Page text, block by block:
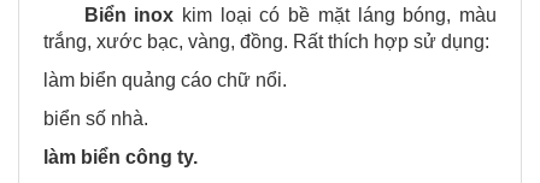
Biển inox kim loại có bề mặt láng bóng, màu
trắng, xước bạc, vàng, đồng. Rất thích hợp sử dụng:
làm biển quảng cáo chữ nổi.
biển số nhà.
làm biển công ty.